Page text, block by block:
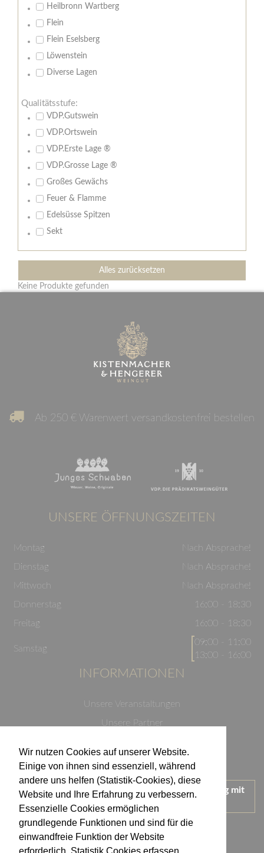
Wir nutzen Cookies auf unserer Website.
Einige von ihnen sind essenziell, während
andere uns helfen (Statistik-Cookies), diese
Website und Ihre Erfahrung zu verbessern.
Essenzielle Cookies ermöglichen
grundlegende Funktionen und sind für die
einwandfreie Funktion der Website
Heilbronn Wartberg
Flein
Flein Eselsberg
Löwenstein
Diverse Lagen
Qualitätsstufe:
VDP.Gutswein
VDP.Ortswein
VDP.Erste Lage ®
VDP.Grosse Lage ®
Großes Gewächs
Feuer & Flamme
Edelsüsse Spitzen
Sekt
Alles zurücksetzen
Keine Produkte gefunden
Ab 250 € Warenwert versandkostenfrei bestellen
UNSERE ÖFFNUNGSZEITEN
Montag
Nach Absprache!
Dienstag
Nach Absprache!
Mittwoch
Nach Absprache!
Donnerstag
16:00 - 18:30
Freitag
16:00 - 18:30
Samstag
09:00 - 11:00
13:00 - 16:00
INFORMATIONEN
Unsere Veranstaltungen
Unsere Partner
Impressum
Wir treten für einen verantwortungsvollen Umgang mit
Alkohol ein.
KONTAKT